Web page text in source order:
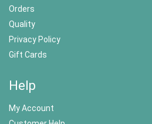
Orders
Quality
Privacy Policy
Gift Cards
Help
My Account